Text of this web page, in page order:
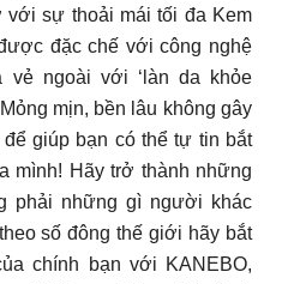
với sự thoải mái tối đa Kem
đặc chế với công nghệ
ngoài với ‘làn da khỏe
mịn, bền lâu không gây
giúp bạn có thể tự tin bắt
mình! Hãy trở thành những
phải những gì người khác
số đông thế giới hãy bắt
chính bạn với KANEBO,